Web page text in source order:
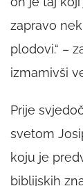
zapravo
plodovi.“ –
izmamivši
Prije
svetom
koju je
biblijskih